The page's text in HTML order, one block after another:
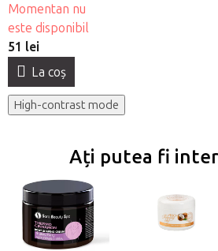
piele de argan si
fibră - trandafir
Momentan nu
este disponibil
51 lei
La coş
High-contrast mode
Ați putea fi